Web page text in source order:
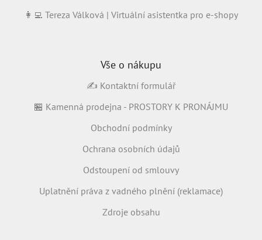
👩‍💻 Tereza Válková | Virtuální asistentka pro e-shopy
Vše o nákupu
✍️ Kontaktní formulář
🏪 Kamenná prodejna - PROSTORY K PRONÁJMU
Obchodní podmínky
Ochrana osobních údajů
Odstoupení od smlouvy
Uplatnění práva z vadného plnění (reklamace)
Zdroje obsahu